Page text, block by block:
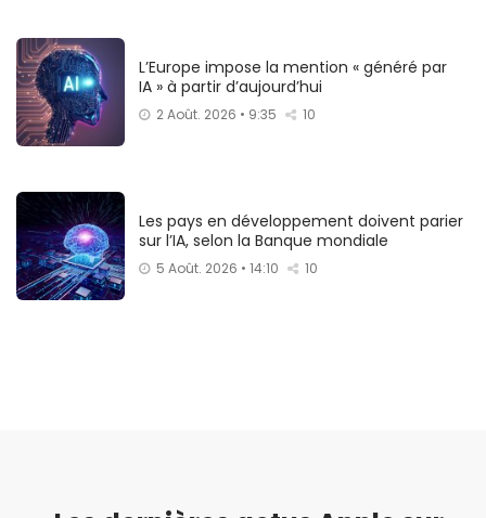
L’Europe impose la mention « généré par
IA » à partir d’aujourd’hui
2 Août. 2026 • 9:35 10
Les pays en développement doivent parier
sur l’IA, selon la Banque mondiale
5 Août. 2026 • 14:10 10